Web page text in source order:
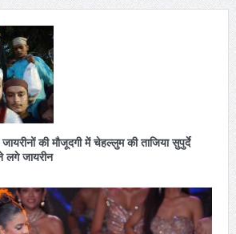
की मौजूदगी में चेहल्लुम की ताजिया सुपुर्दे
लगे जायरीन